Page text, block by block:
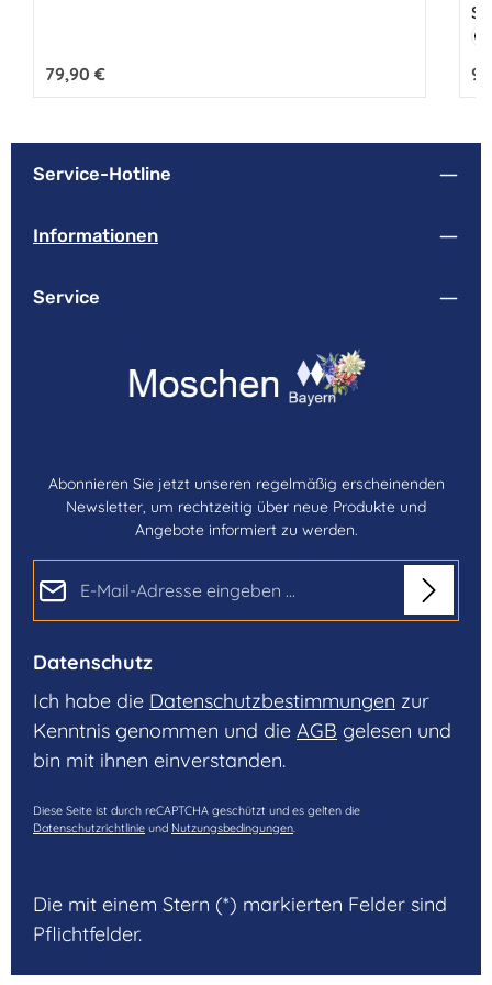
Regulärer Preis:
79,90 €
Service-Hotline
Informationen
Service
Abonnieren Sie jetzt unseren regelmäßig erscheinenden
Newsletter, um rechtzeitig über neue Produkte und
Angebote informiert zu werden.
Datenschutz
Ich habe die Datenschutzbestimmungen zur
Kenntnis genommen und die AGB gelesen und
bin mit ihnen einverstanden.
Diese Seite ist durch reCAPTCHA geschützt und es gelten die
Datenschutzrichtlinie und Nutzungsbedingungen.
Die mit einem Stern (*) markierten Felder sind
Pflichtfelder.